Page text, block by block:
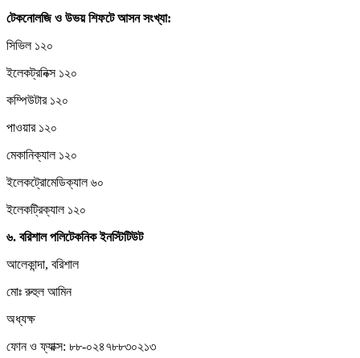
টেকনোলজিও উভয়শিফটেআসনসংখ্যা:
সিভিল ১২০
ইলেকট্রনিক্স ১২০
কম্পিউটার ১২০
পাওয়ার ১২০
মেকানিক্যাল ১২০
ইলেকট্রোমেডিক্যাল ৬০
ইলেকট্রিক্যাল ১২০
৬. বরিশালপলিটেকনিকইনস্টিটিউট
আলেকান্দা, বরিশাল
মোঃ রুহুল আমিন
অধ্যক্ষ
ফোন ও ফ্যাক্স: ৮৮-০২৪৭৮৮৩০২১৩